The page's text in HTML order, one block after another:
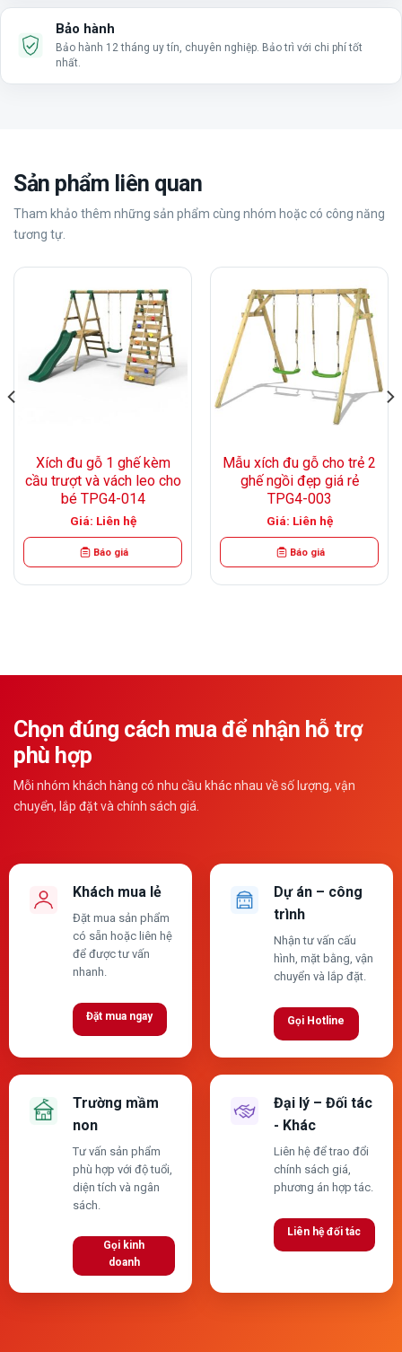
Bảo hành
Bảo hành 12 tháng uy tín, chuyên nghiệp. Bảo trì với chi phí tốt
nhất.
Sản phẩm liên quan
Tham khảo thêm những sản phẩm cùng nhóm hoặc có công năng
tương tự.
Xích đu gỗ 1 ghế kèm
cầu trượt và vách leo cho
bé TPG4-014
Giá: Liên hệ
Báo giá
Mẫu xích đu gỗ cho trẻ 2
ghế ngồi đẹp giá rẻ
TPG4-003
Giá: Liên hệ
Báo giá
Chọn đúng cách mua để nhận hỗ trợ
phù hợp
Mỗi nhóm khách hàng có nhu cầu khác nhau về số lượng, vận
chuyển, lắp đặt và chính sách giá.
Khách mua lẻ
Đặt mua sản phẩm
có sẵn hoặc liên hệ
để được tư vấn
nhanh.
Đặt mua ngay
Dự án – công
trình
Nhận tư vấn cấu
hình, mặt bằng, vận
chuyển và lắp đặt.
Gọi Hotline
Trường mầm
non
Tư vấn sản phẩm
phù hợp với độ tuổi,
diện tích và ngân
sách.
Gọi kinh
doanh
Đại lý – Đối tác
- Khác
Liên hệ để trao đổi
chính sách giá,
phương án hợp tác.
Liên hệ đối tác